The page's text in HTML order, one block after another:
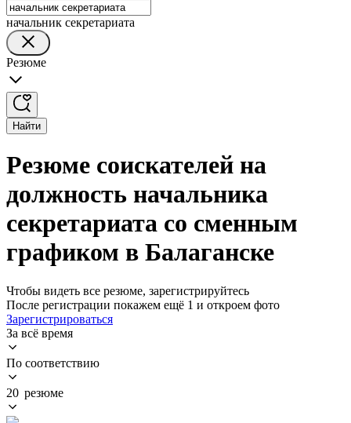
начальник секретариата
Резюме
Найти
Резюме соискателей на
должность начальника
секретариата со сменным
графиком в Балаганске
Чтобы видеть все резюме, зарегистрируйтесь
После регистрации покажем ещё 1 и откроем фото
Зарегистрироваться
За всё время
По соответствию
20 резюме